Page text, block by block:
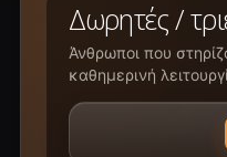
Δωρητές /
Άνθρωποι που
καθημερινή